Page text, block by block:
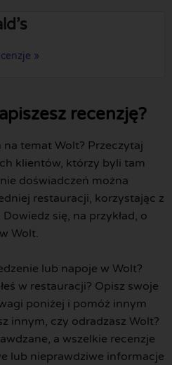
»
recenzję?
temat Wolt? Przeczytaj
klientów, którzy byli tam
doświadczeń można
restauracji, korzystając z
się, na przykład, o
Wolt.
lub napoje w Wolt?
w restauracji? Opisz swoje
poniżej i pomóż innym
innym, czy odradzasz Wolt?
a wszelkie recenzje
lub nieprawdziwe informacje